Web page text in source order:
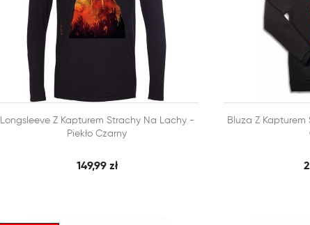
 DODAJ DO KOSZYKA SZYBKI PODGLĄD
Longsleeve Z Kapturem Strachy Na Lachy -
Piekło Czarny
149,99 zł
DODAJ DO
Bluza Z Kapturem